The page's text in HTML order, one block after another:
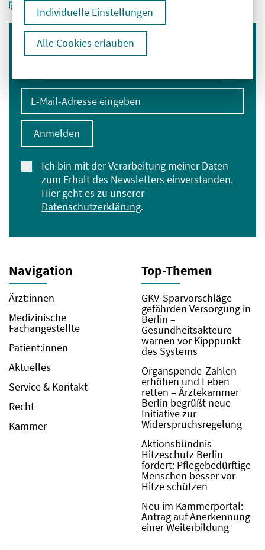
Individuelle Einstellungen
Alle Cookies erlauben
Immer informiert bleiben
E-Mail-Adresse eingeben
Ich bin mit der Verarbeitung meiner Daten
zum Erhalt des Newsletters einverstanden.
Hier geht es zu unserer
Datenschutzerklärung.
Anmelden
Navigation
Ärzt:innen
Medizinische
Fachangestellte
Patient:innen
Aktuelles
Service & Kontakt
Recht
Kammer
Top-Themen
GKV-Sparvorschläge
gefährden Versorgung in
Berlin –
Gesundheitsakteure
warnen vor Kipppunkt
des Systems
Organspende-Zahlen
erhöhen und Leben
retten – Ärztekammer
Berlin begrüßt neue
Initiative zur
Widerspruchsregelung
Aktionsbündnis
Hitzeschutz Berlin
fordert: Pflegebedürftige
Menschen besser vor
Hitze schützen
Neu im Kammerportal:
Antrag auf Anerkennung
einer Weiterbildung